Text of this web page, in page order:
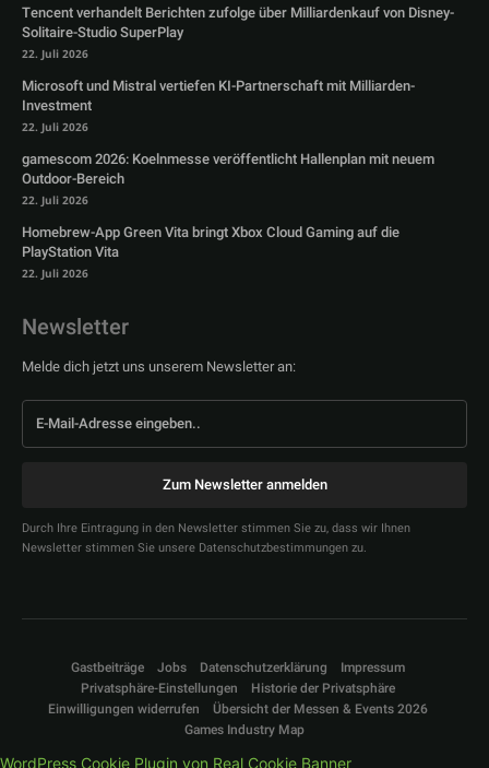
Tencent verhandelt Berichten zufolge über Milliardenkauf von Disney-
Solitaire-Studio SuperPlay
22. Juli 2026
Microsoft und Mistral vertiefen KI-Partnerschaft mit Milliarden-
Investment
22. Juli 2026
gamescom 2026: Koelnmesse veröffentlicht Hallenplan mit neuem
Outdoor-Bereich
22. Juli 2026
Homebrew-App Green Vita bringt Xbox Cloud Gaming auf die
PlayStation Vita
22. Juli 2026
Newsletter
Melde dich jetzt uns unserem Newsletter an:
Zum Newsletter anmelden
Durch Ihre Eintragung in den Newsletter stimmen Sie zu, dass wir Ihnen
Newsletter stimmen Sie unsere Datenschutzbestimmungen zu.
Gastbeiträge Jobs Datenschutzerklärung
Impressum
Privatsphäre-Einstellungen
Historie der Privatsphäre
Einwilligungen widerrufen
Übersicht der Messen & Events 2026
Games Industry Map
WordPress Cookie Plugin von Real Cookie Banner